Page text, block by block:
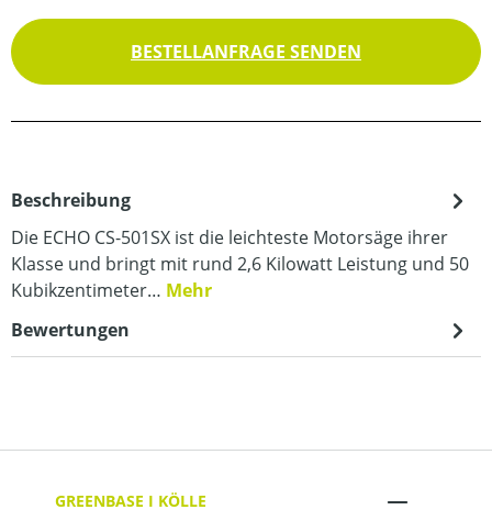
BESTELLANFRAGE SENDEN
Beschreibung
Die ECHO CS-501SX ist die leichteste Motorsäge ihrer
Klasse und bringt mit rund 2,6 Kilowatt Leistung und 50
Kubikzentimeter… Mehr
Bewertungen
GREENBASE I KÖLLE